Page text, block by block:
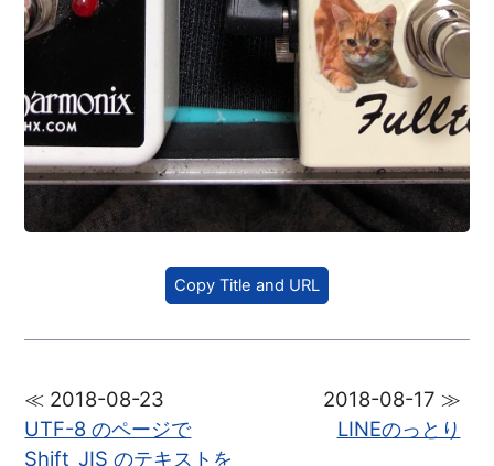
Copy Title and URL
≪ 2018-08-23
UTF-8 のページで
Shift_JIS のテキストを
2018-08-17 ≫
LINEのっとり